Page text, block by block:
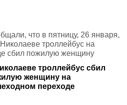
что в пятницу, 26 января,
троллейбус на
сбил пожилую женщину
троллейбус сбил
женщину на
переходе